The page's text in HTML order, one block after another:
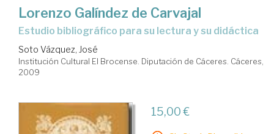
Lorenzo Galíndez de Carvajal
estudio bibliográfico para su lectura y su didáctica
Soto Vázquez, José
Institución Cultural El Brocense. Diputación de Cáceres. Cáceres,
2009
15,00 €